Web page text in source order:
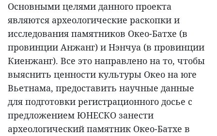
Основными целями данного проекта
являются археологические раскопки и
исследования памятников Окео-Батхе (в
провинции Анжанг) и Нэнчуа (в провинции
Киенжанг). Все это направлено на то, чтобы
выяснить ценности культуры Окео на юге
Вьетнама, предоставить научные данные
для подготовки регистрационного досье с
предложением ЮНЕСКО занести
археологический памятник Окео-Батхе в